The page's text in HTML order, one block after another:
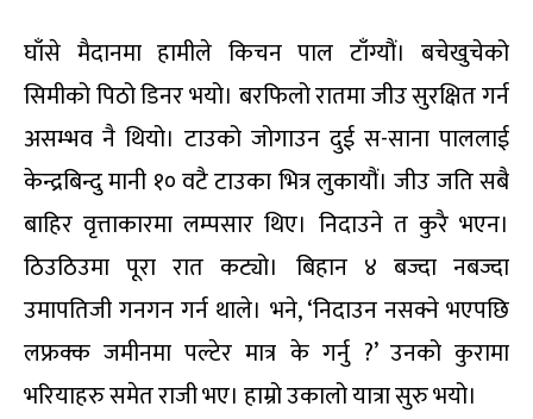
घाँसे मैदानमा हामीले किचन पाल टाँग्यौं। बचेखुचेको
सिमीको पिठो डिनर भयो। बरफिलो रातमा जीउ सुरक्षित गर्न
असम्भव नै थियो। टाउको जोगाउन दुई स-साना पाललाई
केन्द्रबिन्दु मानी १० वटै टाउका भित्र लुकायौं। जीउ जति सबै
बाहिर वृत्ताकारमा लम्पसार थिए। निदाउने त कुरै भएन।
ठिउठिउमा पूरा रात कट्यो। बिहान ४ बज्दा नबज्दा
उमापतिजी गनगन गर्न थाले। भने, ‘निदाउन नसक्ने भएपछि
लफ्रक्क जमीनमा पल्टेर मात्र के गर्नु ?’ उनको कुरामा
भरियाहरु समेत राजी भए। हाम्रो उकालो यात्रा सुरु भयो।